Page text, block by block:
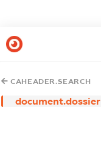
CAHEADER.SEARCH
document.dossier